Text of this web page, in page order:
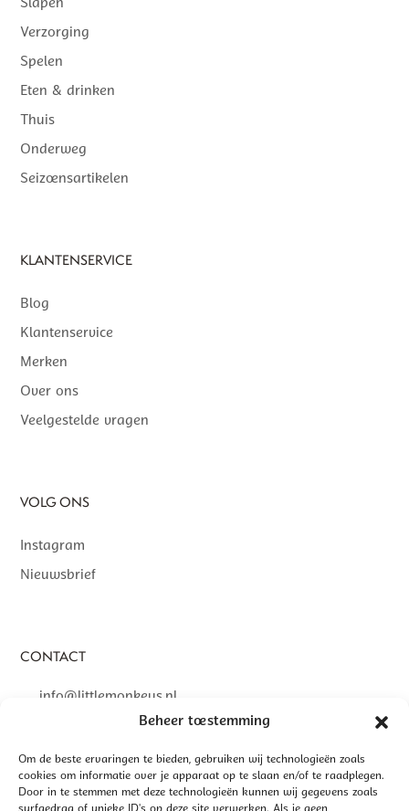
Beheer toestemming
Om de beste ervaringen te bieden, gebruiken wij technologieën zoals
cookies om informatie over je apparaat op te slaan en/of te raadplegen.
Door in te stemmen met deze technologieën kunnen wij gegevens zoals
Slapen
Verzorging
Spelen
Eten & drinken
Thuis
Onderweg
Seizoensartikelen
KLANTENSERVICE
Blog
Klantenservice
Merken
Over ons
Veelgestelde vragen
VOLG ONS
Instagram
Nieuwsbrief
CONTACT
info@littlemonkeys.nl
©2026 LITTLE MONKEYS | GEREALISEERD DOORINTERLY